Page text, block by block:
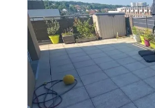
BOISSY ST LEGER 94
79 m 2, 4 pièces
Ref : 44720
Appartement F4
330